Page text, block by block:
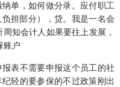
单，如何做分录。应付职工
担部分），贷。我是一名会
知会计人如果要往上发展，
账户
表不需要申报这个员工的社
轻的要参保的不过政策刚出